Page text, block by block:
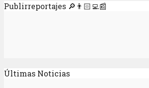
Publirreportajes 🔎👨🏻‍💻📰
Últimas Noticias